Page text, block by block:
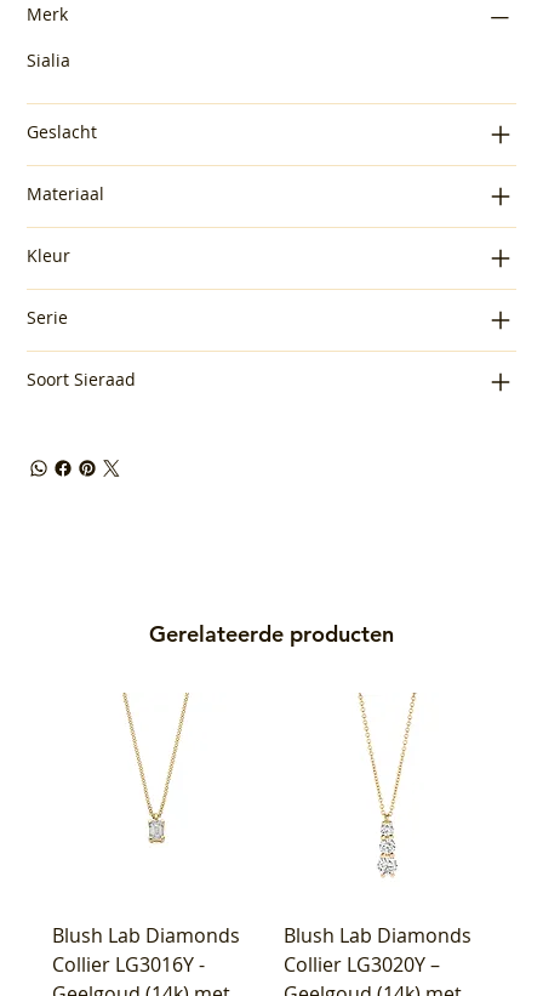
Merk
Sialia
Geslacht
Materiaal
Kleur
Serie
Soort Sieraad
Gerelateerde producten
Blush Lab Diamonds
Collier LG3016Y -
Blush Lab Diamonds
Collier LG3020Y –